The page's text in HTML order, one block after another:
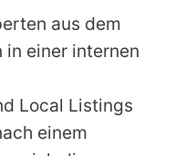
aus dem
in einer internen
Local Listings
einem